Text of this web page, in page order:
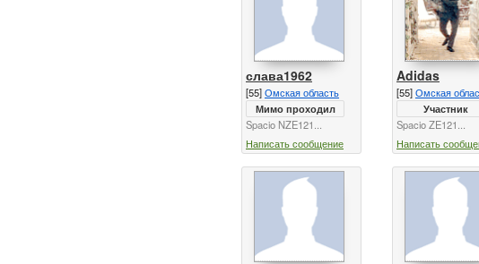
слава1962
[55]Омская область
Мимо проходил
Spacio NZE121...
Написать сообщение
Adidas
[55]Омская
Участник
Spacio ZE121...
Написать